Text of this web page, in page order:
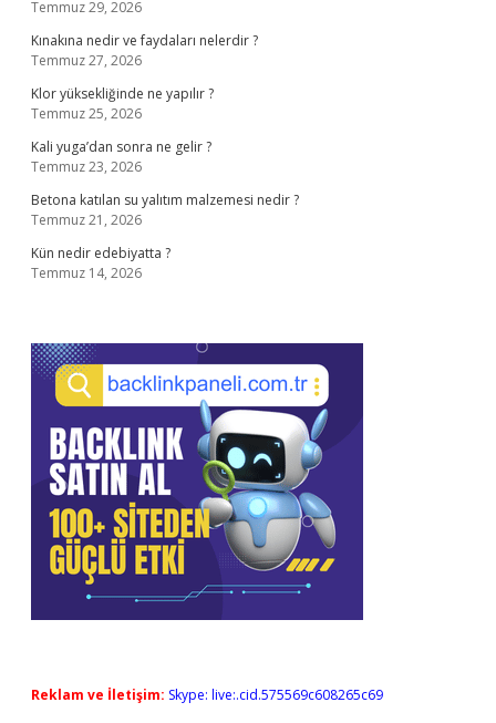
Temmuz 29, 2026
Kınakına nedir ve faydaları nelerdir ?
Temmuz 27, 2026
Klor yüksekliğinde ne yapılır ?
Temmuz 25, 2026
Kali yuga’dan sonra ne gelir ?
Temmuz 23, 2026
Betona katılan su yalıtım malzemesi nedir ?
Temmuz 21, 2026
Kün nedir edebiyatta ?
Temmuz 14, 2026
Reklam ve İletişim: Skype: live:.cid.575569c608265c69